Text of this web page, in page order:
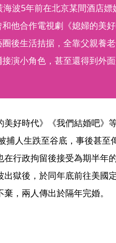
波5年前在北京某間酒店
他合作電視劇《媳婦的美
後生活拮据，全靠父親養
演小角色，甚至還得到外
好時代》《我們結婚吧》
捕人生跌至谷底，事後甚至
在行政拘留後接受為期半年
獄後，於同年底前往美國
，兩人傳出於隔年完婚。